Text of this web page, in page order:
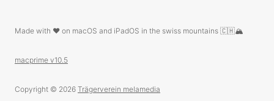
Made with ❤️ on macOS and iPadOS in the swiss mountains 🇨🇭🏔
macprime v10.5
Copyright © 2026 Trägerverein melamedia